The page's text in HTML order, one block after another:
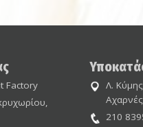
Factory
Λ.
Αχαρνές
210